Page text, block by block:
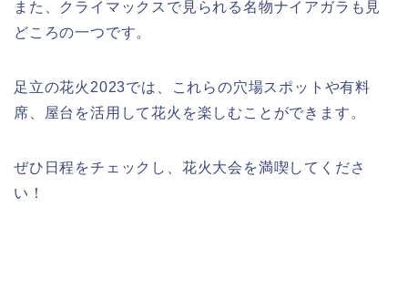
また、クライマックスで見られる名物ナイアガラも見
どころの一つです。
足立の花火2023では、これらの穴場スポットや有料
席、屋台を活用して花火を楽しむことができます。
ぜひ日程をチェックし、花火大会を満喫してくださ
い！